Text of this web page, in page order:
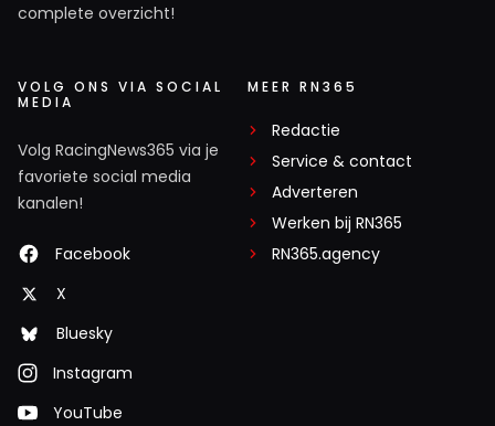
complete overzicht!
VOLG ONS VIA SOCIAL
MEDIA
Volg RacingNews365 via je
favoriete social media
kanalen!
Facebook
X
Bluesky
Instagram
YouTube
MEER RN365
Redactie
Service & contact
Adverteren
Werken bij RN365
RN365.agency